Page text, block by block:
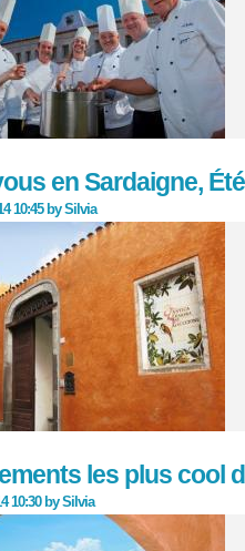
en Sardaigne,
10:45 bySilvia
les plus cool
10:30 bySilvia